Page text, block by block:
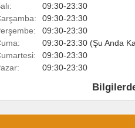
09:30-23:30
09:30-23:30
09:30-23:30
09:30-23:30 (Şu Anda
09:30-23:30
09:30-23:30